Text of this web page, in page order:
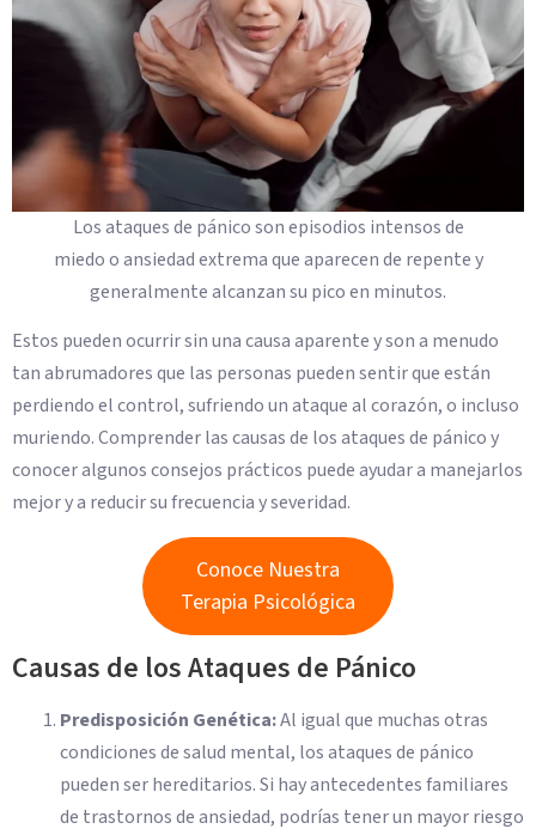
Los ataques de pánico son episodios intensos de
miedo o ansiedad extrema que aparecen de repente y
generalmente alcanzan su pico en minutos.
Estos pueden ocurrir sin una causa aparente y son a menudo
tan abrumadores que las personas pueden sentir que están
perdiendo el control, sufriendo un ataque al corazón, o incluso
muriendo. Comprender las causas de los ataques de pánico y
conocer algunos consejos prácticos puede ayudar a manejarlos
mejor y a reducir su frecuencia y severidad.
Conoce Nuestra
Terapia Psicológica
Causas de los Ataques de Pánico
Predisposición Genética:Al igual que muchas otras
condiciones de salud mental, los ataques de pánico
pueden ser hereditarios. Si hay antecedentes familiares
de trastornos de ansiedad, podrías tener un mayor riesgo